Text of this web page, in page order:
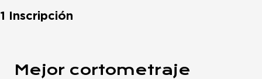
1 Inscripción
Mejor cortometraje